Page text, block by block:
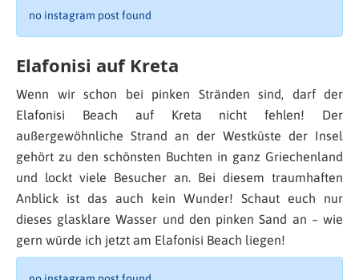
no instagram post found
Elafonisi auf Kreta
Wenn wir schon bei pinken Stränden sind, darf der
Elafonisi Beach auf Kreta nicht fehlen! Der
außergewöhnliche Strand an der Westküste der Insel
gehört zu den schönsten Buchten in ganz Griechenland
und lockt viele Besucher an. Bei diesem traumhaften
Anblick ist das auch kein Wunder! Schaut euch nur
dieses glasklare Wasser und den pinken Sand an – wie
gern würde ich jetzt am Elafonisi Beach liegen!